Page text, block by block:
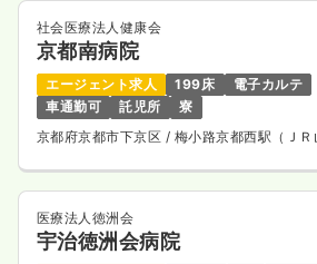
社会医療法人健康会
京都南病院
エージェント求人 199床
電子カルテ
車通勤可
託児所
寮
京都府京都市下京区 / 梅小路京都西駅（ＪＲ
医療法人徳洲会
宇治徳洲会病院